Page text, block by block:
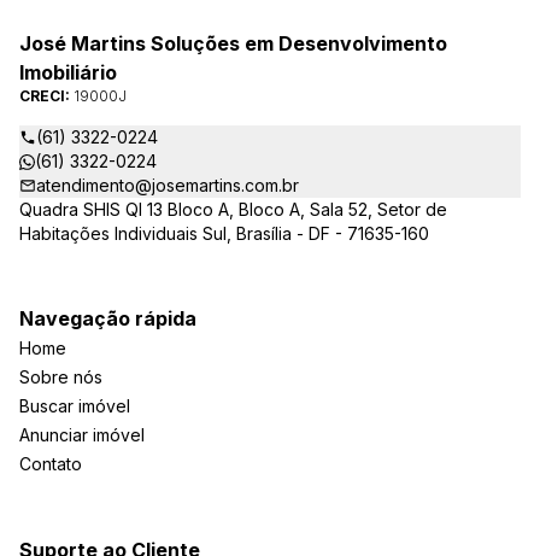
José Martins Soluções em Desenvolvimento
Imobiliário
CRECI: 19000J
(61) 3322-0224
(61) 3322-0224
atendimento@josemartins.com.br
Quadra SHIS QI 13 Bloco A, Bloco A, Sala 52, Setor de
Habitações Individuais Sul, Brasília - DF - 71635-160
Navegação rápida
Home
Sobre nós
Buscar imóvel
Anunciar imóvel
Contato
Suporte ao Cliente